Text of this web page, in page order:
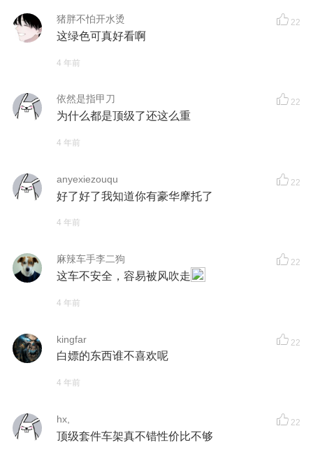
猪胖不怕开水烫 22
这绿色可真好看啊
4 年前
依然是指甲刀 22
为什么都是顶级了还这么重
4 年前
anyexiezouqu 22
好了好了我知道你有豪华摩托了
4 年前
麻辣车手李二狗 22
这车不安全，容易被风吹走
4 年前
kingfar 22
白嫖的东西谁不喜欢呢
4 年前
hx, 22
顶级套件车架真不错性价比不够